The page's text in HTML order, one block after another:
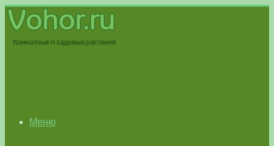
Меню